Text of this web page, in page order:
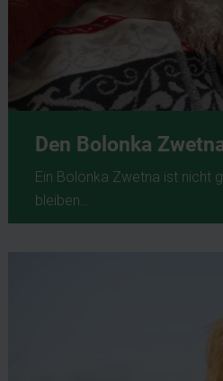
Den Bolonka
Ein Bolonka Zwetna ist nicht
bleiben…